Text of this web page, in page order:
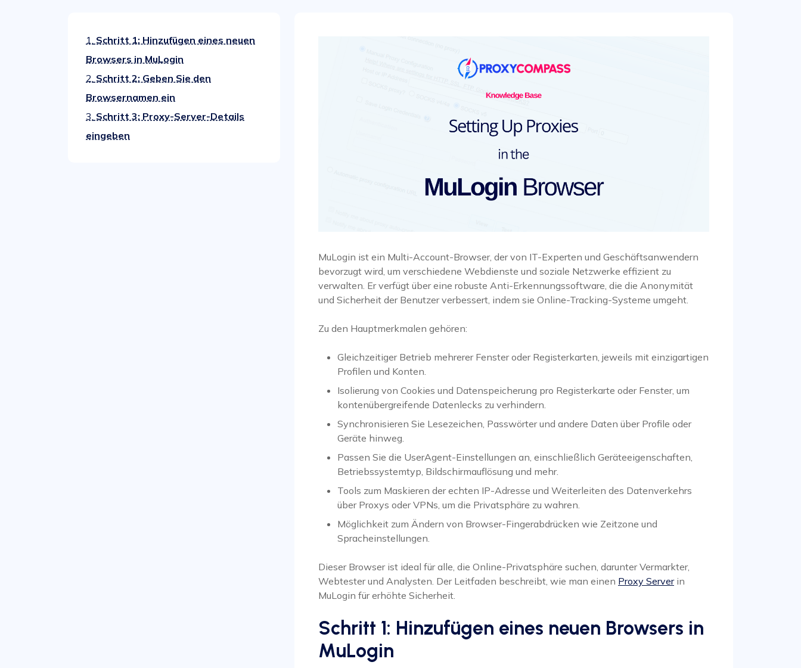
1. Schritt 1: Hinzufügen eines neuen
Browsers in MuLogin
2. Schritt 2: Geben Sie den
Browsernamen ein
3. Schritt 3: Proxy-Server-Details
eingeben
MuLogin ist ein Multi-Account-Browser, der von IT-Experten und Geschäftsanwendern
bevorzugt wird, um verschiedene Webdienste und soziale Netzwerke effizient zu
verwalten. Er verfügt über eine robuste Anti-Erkennungssoftware, die die Anonymität
und Sicherheit der Benutzer verbessert, indem sie Online-Tracking-Systeme umgeht.
Zu den Hauptmerkmalen gehören:
Gleichzeitiger Betrieb mehrerer Fenster oder Registerkarten, jeweils mit einzigartigen
Profilen und Konten.
Isolierung von Cookies und Datenspeicherung pro Registerkarte oder Fenster, um
kontenübergreifende Datenlecks zu verhindern.
Synchronisieren Sie Lesezeichen, Passwörter und andere Daten über Profile oder
Geräte hinweg.
Passen Sie die UserAgent-Einstellungen an, einschließlich Geräteeigenschaften,
Betriebssystemtyp, Bildschirmauflösung und mehr.
Tools zum Maskieren der echten IP-Adresse und Weiterleiten des Datenverkehrs
über Proxys oder VPNs, um die Privatsphäre zu wahren.
Möglichkeit zum Ändern von Browser-Fingerabdrücken wie Zeitzone und
Spracheinstellungen.
Dieser Browser ist ideal für alle, die Online-Privatsphäre suchen, darunter Vermarkter,
Webtester und Analysten. Der Leitfaden beschreibt, wie man einen Proxy Serverin
MuLogin für erhöhte Sicherheit.
Schritt 1: Hinzufügen eines neuen Browsers in
MuLogin